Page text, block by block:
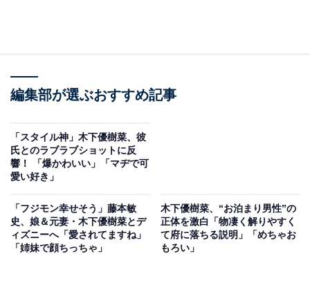
編集部が選ぶおすすめ記事
「スタイル神」木下優樹菜、彼
氏とのラブラブショットに反
響！ 「爆かわいい」「マヂで可
愛い好き」
「フジモン幸せそう」藤本敏
史、娘＆元妻・木下優樹菜とデ
ィズニーへ「愛されてますね」
「姉妹で顔ちっちゃ」
木下優樹菜、“お泊まり男性”の
正体を激白「物凄く解りやすく
て府に落ちる説明」「めちゃお
もろい」